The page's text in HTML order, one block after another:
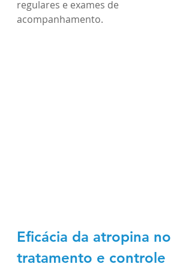
regulares e exames de
acompanhamento.
Eficácia da atropina no
tratamento e controle